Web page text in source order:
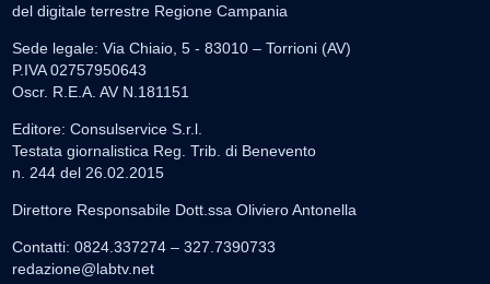
del digitale terrestre Regione Campania
Sede legale: Via Chiaio, 5 - 83010 – Torrioni (AV)
P.IVA 02757950643
Oscr. R.E.A. AV N.181151
Editore: Consulservice S.r.l.
Testata giornalistica Reg. Trib. di Benevento
n. 244 del 26.02.2015
Direttore Responsabile Dott.ssa Oliviero Antonella
Contatti: 0824.337274 – 327.7390733
redazione@labtv.net